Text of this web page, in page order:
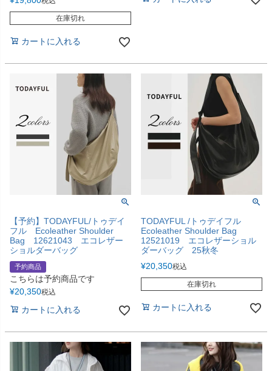
在庫切れ
カートに入れる
【予約】TODAYFUL/トゥデイ
フル Ecoleather Shoulder
Bag 12621043 エコレザー
ショルダーバッグ
予約商品
こちらは予約商品です
¥20,350税込
カートに入れる
TODAYFUL /トゥデイフル
Ecoleather Shoulder Bag
12521019 エコレザーショル
ダーバッグ 25秋冬
¥20,350税込
在庫切れ
カートに入れる